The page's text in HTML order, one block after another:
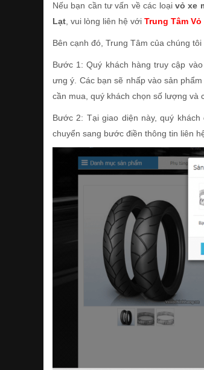
Nếu bạn cần tư vấn về các loại vỏ xe
Lạt , vui lòng liên hệ với Trung Tâm
Bên cạnh đó, Trung Tâm của chúng
Bước 1: Quý khách hàng truy cập vào
ưng ý. Các bạn sẽ nhấp vào sản
cần mua, quý khách chọn số lượng và
Bước 2: Tại giao diện này, quý
chuyển sang bước điền thông tin liên